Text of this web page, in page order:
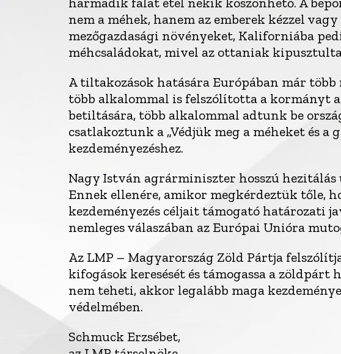
nem a méhek, hanem az emberek kézzel
mezőgazdasági növényeket, Kaliforniába
méhcsaládokat, mivel az ottaniak
A tiltakozások hatására Európában már
több alkalommal is felszólította a kormányt
betiltására, több alkalommal adtunk be
csatlakoztunk a „Védjük meg a méheket és a
kezdeményezéshez.
Nagy István agrárminiszter hosszú
Ennek ellenére, amikor megkérdeztük tőle,
kezdeményezés céljait támogató határozati
nemleges válaszában az Európai Unióra
Az LMP – Magyarország Zöld Pártja
kifogások keresését és támogassa a
nem teheti, akkor legalább maga
védelmében.
Schmuck Erzsébet,